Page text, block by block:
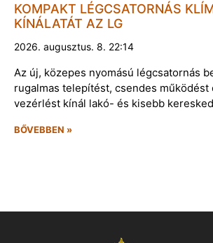
KOMPAKT LÉGCSATORNÁS
KÍNÁLATÁT AZ LG
2026. augusztus. 8. 22:14
Az új, közepes nyomású légcsatornás
rugalmas telepítést, csendes működést
vezérlést kínál lakó- és kisebb
BŐVEBBEN »